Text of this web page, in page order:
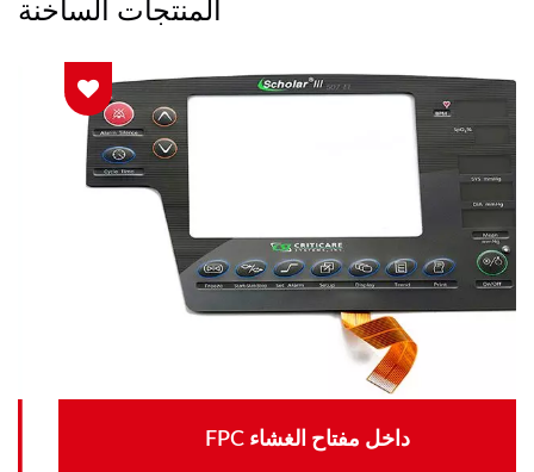
المنتجات الساخنة
FPC داخل مفتاح الغشاء